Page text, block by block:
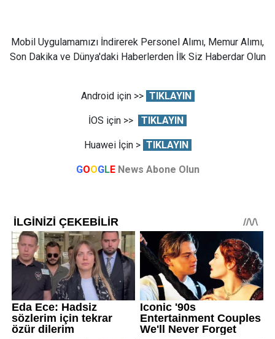
Mobil Uygulamamızı İndirerek Personel Alımı, Memur Alımı,
Son Dakika ve Dünya'daki Haberlerden İlk Siz Haberdar Olun
Android için >> TIKLAYIN
İOS için >> TIKLAYIN
Huawei İçin > TIKLAYIN
GOOGLE News Abone Olun